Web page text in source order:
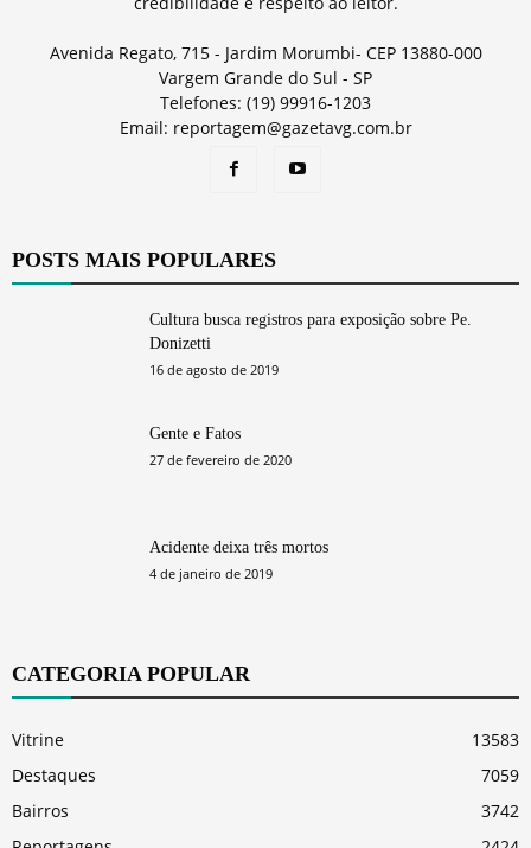
Avenida Regato, 715 - Jardim Morumbi- CEP 13880-000
Vargem Grande do Sul - SP
Telefones: (19) 99916-1203
Email: reportagem@gazetavg.com.br
POSTS MAIS POPULARES
Cultura busca registros para exposição sobre Pe.
Donizetti
16 de agosto de 2019
Gente e Fatos
27 de fevereiro de 2020
Acidente deixa três mortos
4 de janeiro de 2019
CATEGORIA POPULAR
Vitrine
13583
Destaques
7059
Bairros
3742